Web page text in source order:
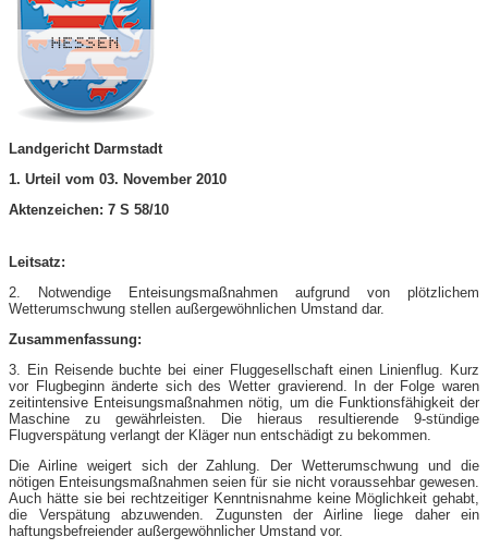
Landgericht Darmstadt
1. Urteil vom 03. November 2010
Aktenzeichen: 7 S 58/10
Leitsatz:
2. Notwendige Enteisungsmaßnahmen aufgrund von plötzlichem
Wetterumschwung stellen außergewöhnlichen Umstand dar.
Zusammenfassung:
3. Ein Reisende buchte bei einer Fluggesellschaft einen Linienflug. Kurz
vor Flugbeginn änderte sich des Wetter gravierend. In der Folge waren
zeitintensive Enteisungsmaßnahmen nötig, um die Funktionsfähigkeit der
Maschine zu gewährleisten. Die hieraus resultierende 9-stündige
Flugverspätung verlangt der Kläger nun entschädigt zu bekommen.
Die Airline weigert sich der Zahlung. Der Wetterumschwung und die
nötigen Enteisungsmaßnahmen seien für sie nicht voraussehbar gewesen.
Auch hätte sie bei rechtzeitiger Kenntnisnahme keine Möglichkeit gehabt,
die Verspätung abzuwenden. Zugunsten der Airline liege daher ein
haftungsbefreiender außergewöhnlicher Umstand vor.